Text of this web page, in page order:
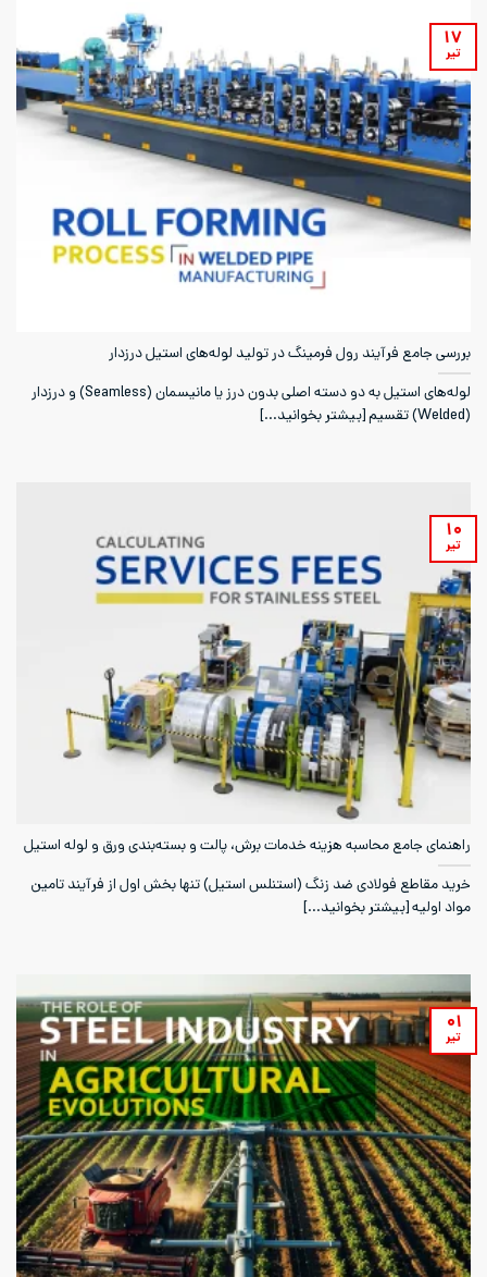
بررسی جامع فرآیند رول فرمینگ در تولید لوله‌های استیل درزدار
لوله‌های استیل به دو دسته اصلی بدون درز یا مانیسمان (Seamless) و درزدار
(Welded) تقسیم [بیشتر بخوانید...]
۱۷
تیر
راهنمای جامع محاسبه هزینه خدمات برش، پالت‌ و بسته‌بندی ورق و لوله استیل
خرید مقاطع فولادی ضد زنگ (استنلس استیل) تنها بخش اول از فرآیند تامین
مواد اولیه [بیشتر بخوانید...]
۱۰
تیر
۰۱
تیر